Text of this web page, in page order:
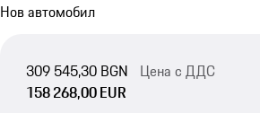
Нов автомобил
309 545,30 BGN
158 268,00 EUR
Цена с ДДС